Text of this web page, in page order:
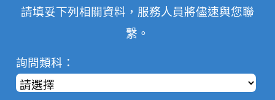
請填妥下列相關資料，服務人員將儘速與您聯
繫。
詢問類科：